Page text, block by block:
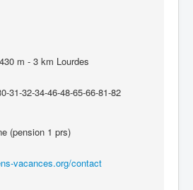
m - 3 km Lourdes
31-32-34-46-48-65-66-81-82
(pension 1 prs)
vacances.org/contact